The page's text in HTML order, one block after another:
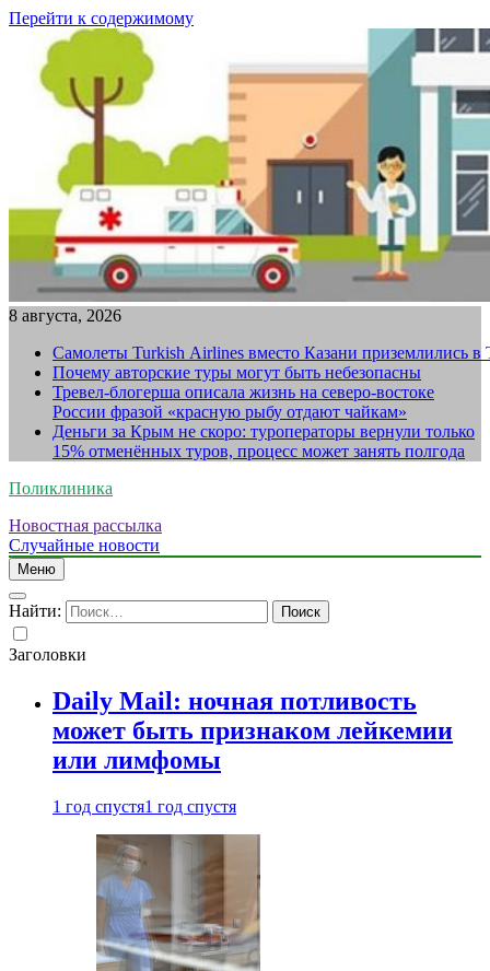
Перейти к содержимому
8 августа, 2026
Самолеты Turkish Airlines вместо Казани приземлились в
Почему авторские туры могут быть небезопасны
Тревел-блогерша описала жизнь на северо-востоке
России фразой «красную рыбу отдают чайкам»
Деньги за Крым не скоро: туроператоры вернули только
15% отменённых туров, процесс может занять полгода
Поликлиника
Новостная рассылка
Случайные новости
Меню
Найти:
Заголовки
Daily Mail: ночная потливость
может быть признаком лейкемии
или лимфомы
1 год спустя1 год спустя